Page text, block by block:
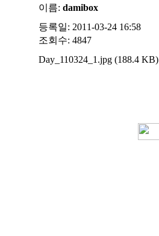
이름: damibox
등록일: 2011-03-24 16:58
조회수: 4847
Day_110324_1.jpg (188.4 KB)